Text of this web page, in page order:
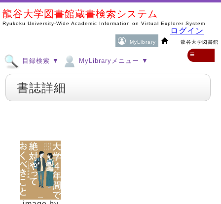
龍谷大学図書館蔵書検索システム
Ryukoku University-Wide Academic Information on Virtual Explorer System
MyLibrary 龍谷大学図書館
ログイン
目録検索 ▼ MyLibraryメニュー ▼
≡
書誌詳細